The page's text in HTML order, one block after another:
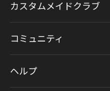
カスタムメイドクラブ
コミュニティ
ヘルプ